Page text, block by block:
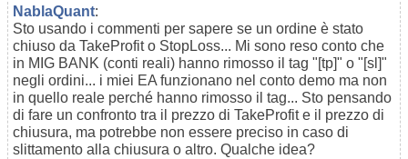
NablaQuant:
Sto usando i commenti per sapere se un ordine è stato
chiuso da TakeProfit o StopLoss... Mi sono reso conto che
in MIG BANK (conti reali) hanno rimosso il tag "[tp]" o "[sl]"
negli ordini... i miei EA funzionano nel conto demo ma non
in quello reale perché hanno rimosso il tag... Sto pensando
di fare un confronto tra il prezzo di TakeProfit e il prezzo di
chiusura, ma potrebbe non essere preciso in caso di
slittamento alla chiusura o altro. Qualche idea?